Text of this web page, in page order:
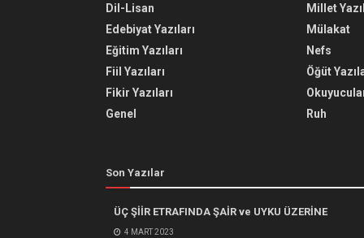
Dil-Lisan
Edebiyat Yazıları
Eğitim Yazıları
Fiil Yazıları
Fikir Yazıları
Genel
Millet
Mülakat
Nefs
Öğüt
Ruh
Son Yazılar
ÜÇ ŞİİR ETRAFINDA ŞAİR ve UYKU ÜZERİNE
4 MART 2023